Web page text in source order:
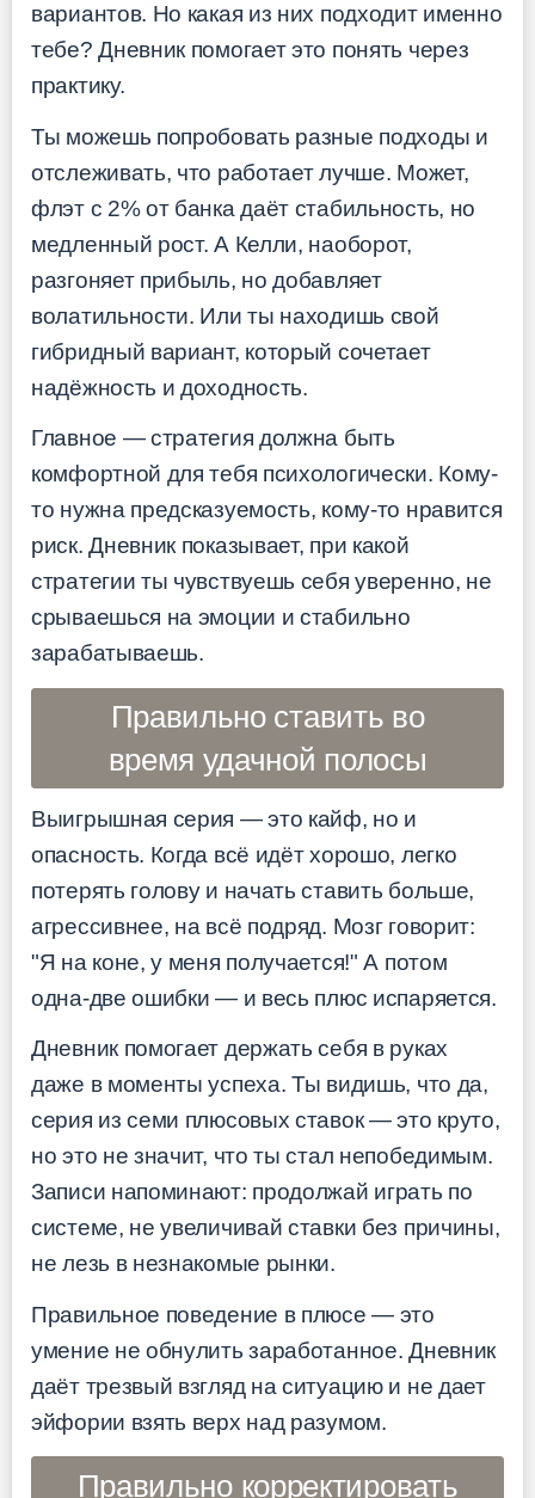
вариантов. Но какая из них подходит именно
тебе? Дневник помогает это понять через
практику.
Ты можешь попробовать разные подходы и
отслеживать, что работает лучше. Может,
флэт с 2% от банка даёт стабильность, но
медленный рост. А Келли, наоборот,
разгоняет прибыль, но добавляет
волатильности. Или ты находишь свой
гибридный вариант, который сочетает
надёжность и доходность.
Главное — стратегия должна быть
комфортной для тебя психологически. Кому-
то нужна предсказуемость, кому-то нравится
риск. Дневник показывает, при какой
стратегии ты чувствуешь себя уверенно, не
срываешься на эмоции и стабильно
зарабатываешь.
Правильно ставить во
время удачной полосы
Выигрышная серия — это кайф, но и
опасность. Когда всё идёт хорошо, легко
потерять голову и начать ставить больше,
агрессивнее, на всё подряд. Мозг говорит:
"Я на коне, у меня получается!" А потом
одна-две ошибки — и весь плюс испаряется.
Дневник помогает держать себя в руках
даже в моменты успеха. Ты видишь, что да,
серия из семи плюсовых ставок — это круто,
но это не значит, что ты стал непобедимым.
Записи напоминают: продолжай играть по
системе, не увеличивай ставки без причины,
не лезь в незнакомые рынки.
Правильное поведение в плюсе — это
умение не обнулить заработанное. Дневник
даёт трезвый взгляд на ситуацию и не дает
эйфории взять верх над разумом.
Правильно корректировать